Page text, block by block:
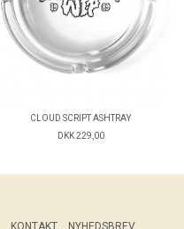
CLOUD SCRIPT ASHTRAY
DKK 229,00